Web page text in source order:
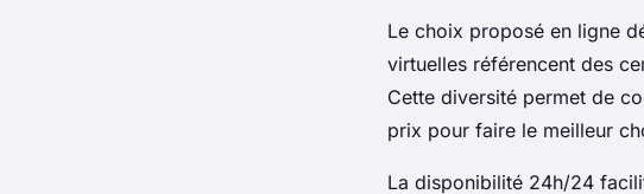
Le choix proposé en ligne
virtuelles référencent des
Cette diversité permet de
prix pour faire le meilleur
La disponibilité 24h/24